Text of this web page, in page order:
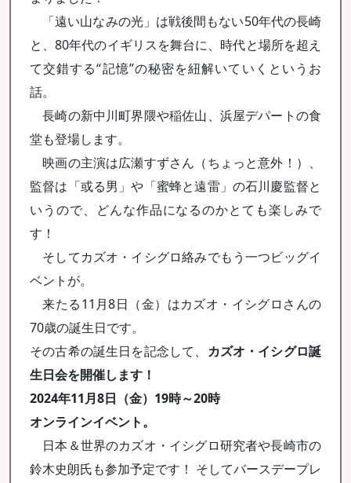
「遠い山なみの光」は戦後間もない50年代の長崎
と、80年代のイギリスを舞台に、時代と場所を超え
て交錯する“記憶”の秘密を紐解いていくというお
話。
長崎の新中川町界隈や稲佐山、浜屋デパートの食
堂も登場します。
映画の主演は広瀬すずさん（ちょっと意外！）、
監督は「或る男」や「蜜蜂と遠雷」の石川慶監督と
いうので、どんな作品になるのかとても楽しみで
す！
そしてカズオ・イシグロ絡みでもう一つビッグイ
ベントが。
来たる11月8日（金）はカズオ・イシグロさんの
70歳の誕生日です。
その古希の誕生日を記念して、 カズオ・イシグロ誕
生日会を開催します！
2024年11月8日（金）19時～20時
オンラインイベント。
日本＆世界のカズオ・イシグロ研究者や長崎市の
鈴木史朗氏も参加予定です！ そしてバースデープレ